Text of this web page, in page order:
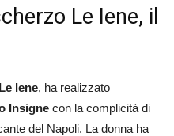
Le Iene, il
Le Iene, ha realizzato
Insigne con la complicità di
del Napoli. La donna ha